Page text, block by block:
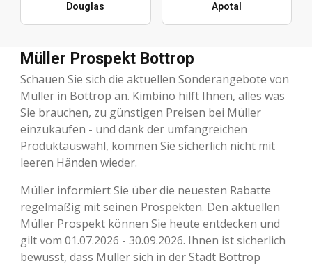
Douglas Apotal
Müller Prospekt Bottrop
Schauen Sie sich die aktuellen Sonderangebote von
Müller in Bottrop an. Kimbino hilft Ihnen, alles was
Sie brauchen, zu günstigen Preisen bei Müller
einzukaufen - und dank der umfangreichen
Produktauswahl, kommen Sie sicherlich nicht mit
leeren Händen wieder.
Müller informiert Sie über die neuesten Rabatte
regelmäßig mit seinen Prospekten. Den aktuellen
Müller Prospekt können Sie heute entdecken und
gilt vom 01.07.2026 - 30.09.2026. Ihnen ist sicherlich
bewusst, dass Müller sich in der Stadt Bottrop